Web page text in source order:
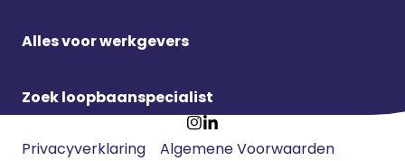
Alles voor werkgevers
Zoek loopbaanspecialist
GaGa
Footer
Privacyverklaring
Algemene Voorwaarden